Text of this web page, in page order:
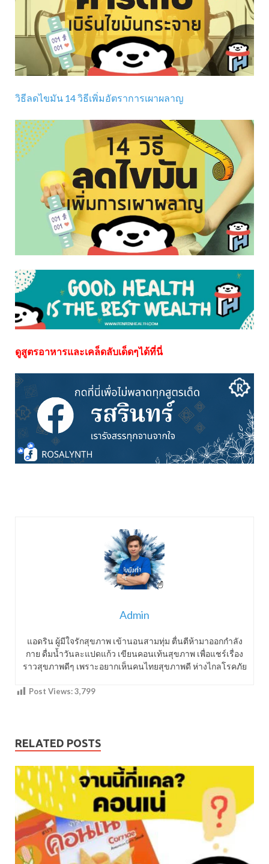
วิธีลดไขมัน 14 วิธีเพิ่มอัตราการเผาผลาญ
ดูสูตรอาหารและเคล็ดลับเด็ดๆได้ที่นี่
Admin
แอดริน ผู้มีใจรักสุขภาพ เข้านอนสามทุ่ม ตื่นตีห้ามาออกกำลัง
กาย ดื่มน้ำวันละแปดแก้ว เขียนคอนเท้นสุขภาพ เพื่อแชร์เรื่อง
ราวสุขภาพดีๆ เพราะอยากเห็นคนไทยสุขภาพดี ห่างไกลโรคภัย
Post Views:3,799
RELATED POSTS